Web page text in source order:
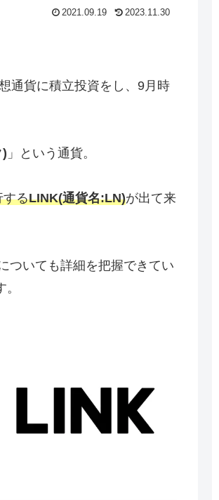
2021.09.19 2023.11.30
通貨に積立投資をし、9月時
」という通貨。
するLINK(通貨名:LN)が出て来
ついても詳細を把握できてい